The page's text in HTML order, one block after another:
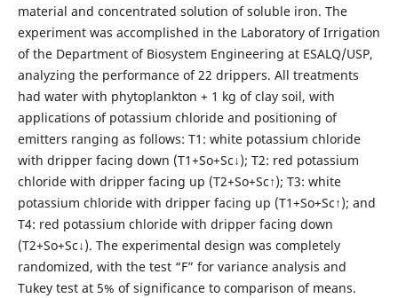
material and concentrated solution of soluble iron. The
experiment was accomplished in the Laboratory of Irrigation
of the Department of Biosystem Engineering at ESALQ/USP,
analyzing the performance of 22 drippers. All treatments
had water with phytoplankton + 1 kg of clay soil, with
applications of potassium chloride and positioning of
emitters ranging as follows: T1: white potassium chloride
with dripper facing down (T1+So+Sc↓); T2: red potassium
chloride with dripper facing up (T2+So+Sc↑); T3: white
potassium chloride with dripper facing up (T1+So+Sc↑); and
T4: red potassium chloride with dripper facing down
(T2+So+Sc↓). The experimental design was completely
randomized, with the test “F” for variance analysis and
Tukey test at 5% of significance to comparison of means.